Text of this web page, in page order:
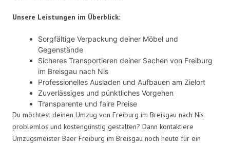
Unsere Leistungen im Überblick:
Sorgfältige Verpackung deiner Möbel und
Gegenstände
Sicheres Transportieren deiner Sachen von Freiburg
im Breisgau nach Nis
Professionelles Ausladen und Aufbauen am Zielort
Zuverlässiges und pünktliches Vorgehen
Transparente und faire Preise
Du möchtest deinen Umzug von Freiburg im Breisgau nach Nis
problemlos und kostengünstig gestalten? Dann kontaktiere
Umzugsmeister Baer Freiburg im Breisgau noch heute für ein